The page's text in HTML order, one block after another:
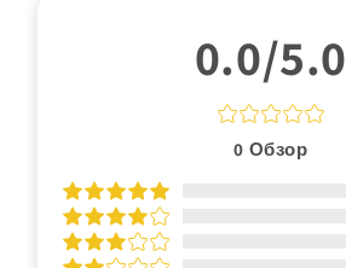
0.0/5.0
0 Обзор